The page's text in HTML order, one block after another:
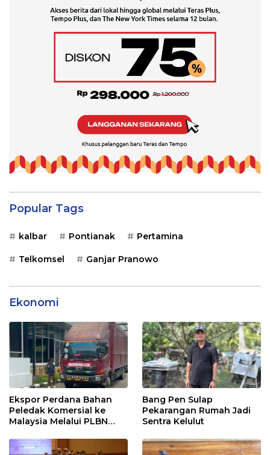
Popular Tags
kalbar Pontianak Pertamina
Telkomsel Ganjar Pranowo
Ekonomi
Ekspor Perdana Bahan
Peledak Komersial ke
Malaysia Melalui PLBN
Bang Pen Sulap
Pekarangan Rumah Jadi
Sentra Kelulut